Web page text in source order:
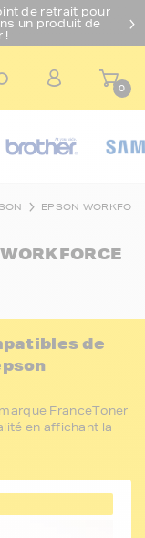
de retrait pour
un produit de
!
0
EPSON
de
FranceToner
en affichant la